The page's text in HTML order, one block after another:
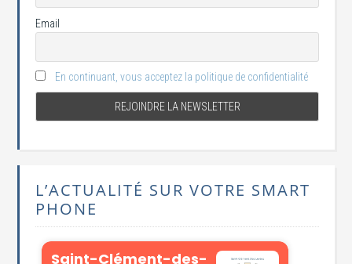
Email
En continuant, vous acceptez la politique de confidentialité
L’ACTUALITÉ SUR VOTRE SMART
PHONE